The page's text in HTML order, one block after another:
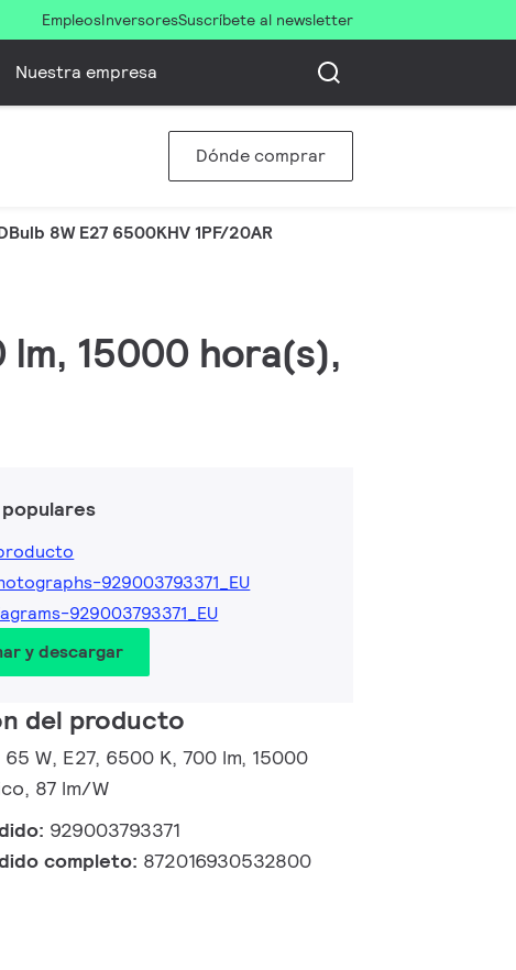
EmpleosInversoresSuscríbete al newsletter
Nuestra empresa
Dónde comprar
8W E27 6500KHV 1PF/20AR
lm, 15000 hora(s),
929003793371_EU
929003793371_EU
y descargar
del producto
W, E27, 6500 K, 700 lm, 15000
87 lm/W
929003793371
completo: 872016930532800